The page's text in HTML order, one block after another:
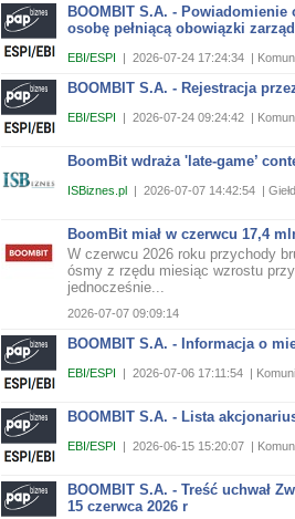
BOOMBIT S.A. -
osobę pełniącą obowiązki
EBI/ESPI | 2026-07-24 17:24:34 |
BOOMBIT S.A. - Rejestracja
EBI/ESPI | 2026-07-24 09:24:42 |
BoomBit wdraża 'late-game’
ISBiznes.pl | 2026-07-07 14:42:54 |
BoomBit miał w czerwcu 17,4
W czerwcu 2026 roku przychody
ósmy z rzędu miesiąc wzrostu
jednocześnie...
2026-07-07 09:09:14
BOOMBIT S.A. - Informacja o
EBI/ESPI | 2026-07-06 17:11:54 |
BOOMBIT S.A. - Lista
EBI/ESPI | 2026-06-15 15:20:07 |
BOOMBIT S.A. - Treść uchwał
15 czerwca 2026 r